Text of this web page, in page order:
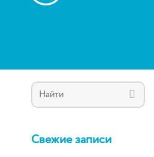
Свежие записи